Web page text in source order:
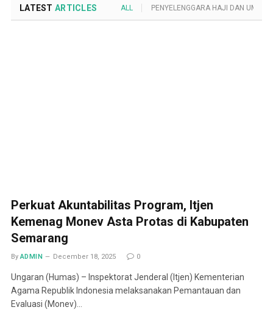
LATEST ARTICLES ALL PENYELENGGARA HAJI DAN UMROH
Perkuat Akuntabilitas Program, Itjen
Kemenag Monev Asta Protas di Kabupaten
Semarang
By ADMIN December 18, 2025 0
Ungaran (Humas) – Inspektorat Jenderal (Itjen) Kementerian
Agama Republik Indonesia melaksanakan Pemantauan dan
Evaluasi (Monev)…